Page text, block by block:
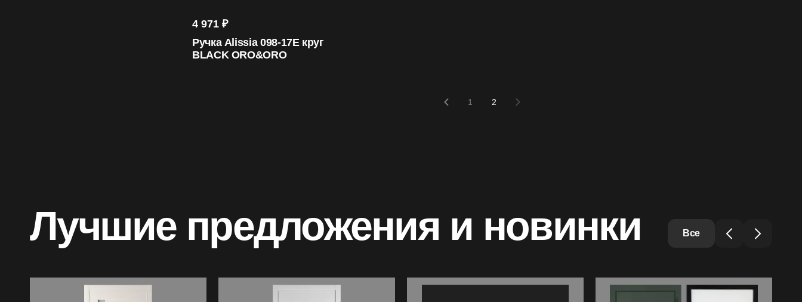
4 971 ₽
Ручка Alissia 098-17E круг
BLACK ORO&ORO
1 2
Лучшие предложения и новинки Все